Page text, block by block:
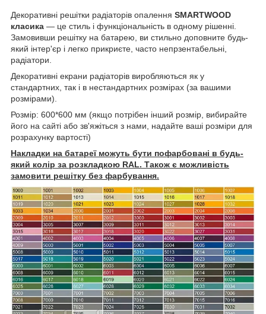
Декоративні решітки радіаторів опалення SMARTWOOD
класика — це стиль і функціональність в одному рішенні.
Замовивши решітку на батарею, ви стильно доповните будь-
який інтер'єр і легко прикриєте, часто непрзентабельні,
радіатори.
Декоративні екрани радіаторів виробляються як у
стандартних, так і в нестандартних розмірах (за вашими
розмірами).
Розмір: 600*600 мм (якщо потрібен інший розмір, вибирайте
його на сайті або зв'яжіться з нами, надайте ваші розміри для
розрахунку вартості)
Накладки на батареї можуть бути пофарбовані в будь-
який колір за розкладкою RAL. Також є можливість
замовити решітку без фарбування.